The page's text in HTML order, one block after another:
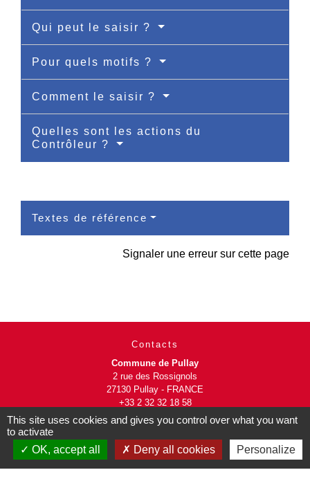
Qui peut le saisir ?
Pour quels motifs ?
Comment le saisir ?
Quelles sont les actions du
Contrôleur ?
Textes de référence
Signaler une erreur sur cette page
Contacts
Commune de Pullay
2 rue des Rossignols
27130 Pullay - FRANCE
+33 2 32 32 18 58
www.pullay.fr
This site uses cookies and gives you control over what you want
to activate
OK, accept all
Deny all cookies Personalize